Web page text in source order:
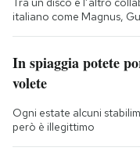
italiano come Magnus,
In spiaggia potete
volete
Ogni estate alcuni
però è illegittimo